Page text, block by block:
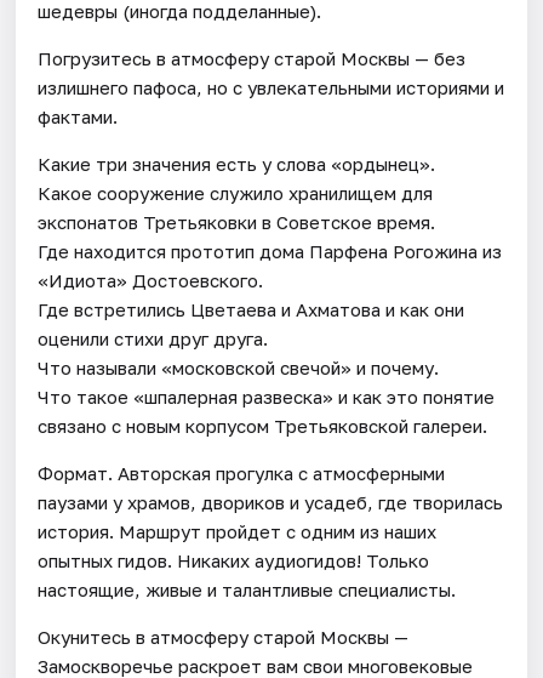
шедевры (иногда подделанные).
Погрузитесь в атмосферу старой Москвы — без
излишнего пафоса, но с увлекательными историями и
фактами.
Какие три значения есть у слова «ордынец».
Какое сооружение служило хранилищем для
экспонатов Третьяковки в Советское время.
Где находится прототип дома Парфена Рогожина из
«Идиота» Достоевского.
Где встретились Цветаева и Ахматова и как они
оценили стихи друг друга.
Что называли «московской свечой» и почему.
Что такое «шпалерная развеска» и как это понятие
связано с новым корпусом Третьяковской галереи.
Формат. Авторская прогулка с атмосферными
паузами у храмов, двориков и усадеб, где творилась
история. Маршрут пройдет с одним из наших
опытных гидов. Никаких аудиогидов! Только
настоящие, живые и талантливые специалисты.
Окунитесь в атмосферу старой Москвы —
Замоскворечье раскроет вам свои многовековые